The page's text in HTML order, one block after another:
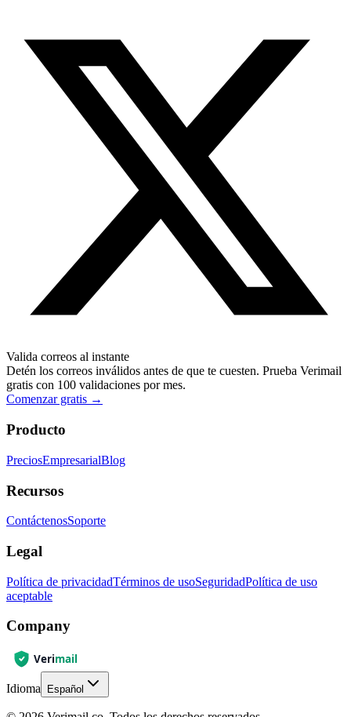
Valida correos al instante
Detén los correos inválidos antes de que te cuesten. Prueba Verimail
gratis con 100 validaciones por mes.
Comenzar gratis →
Producto
PreciosEmpresarialBlog
Recursos
ContáctenosSoporte
Legal
Política de privacidadTérminos de usoSeguridadPolítica de uso
aceptable
Company
Idioma Español